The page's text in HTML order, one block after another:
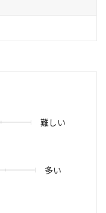
難しい
多い